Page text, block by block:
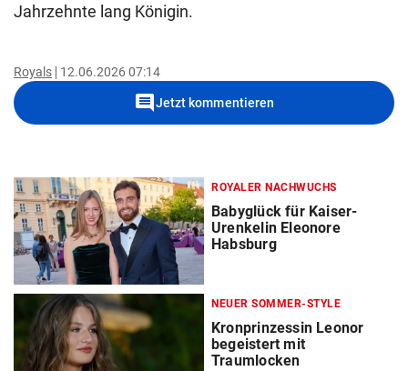
Jahrzehnte lang Königin.
Royals 12.06.2026 07:14
commentJetzt kommentieren
ROYALER NACHWUCHS
Babyglück für Kaiser-
Urenkelin Eleonore
Habsburg
NEUER SOMMER-STYLE
Kronprinzessin Leonor
begeistert mit
Traumlocken